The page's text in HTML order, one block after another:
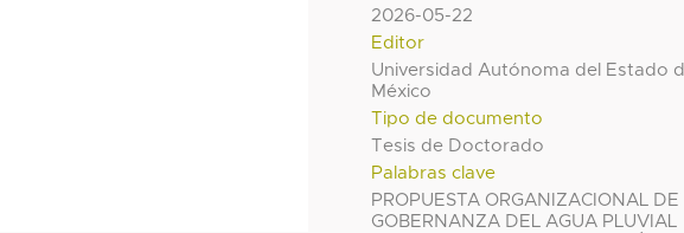
2026-05-22
Editor
Universidad Autónoma del Estado
México
Tipo de documento
Tesis de Doctorado
Palabras clave
PROPUESTA ORGANIZACIONAL DE
GOBERNANZA DEL AGUA PLUVIAL